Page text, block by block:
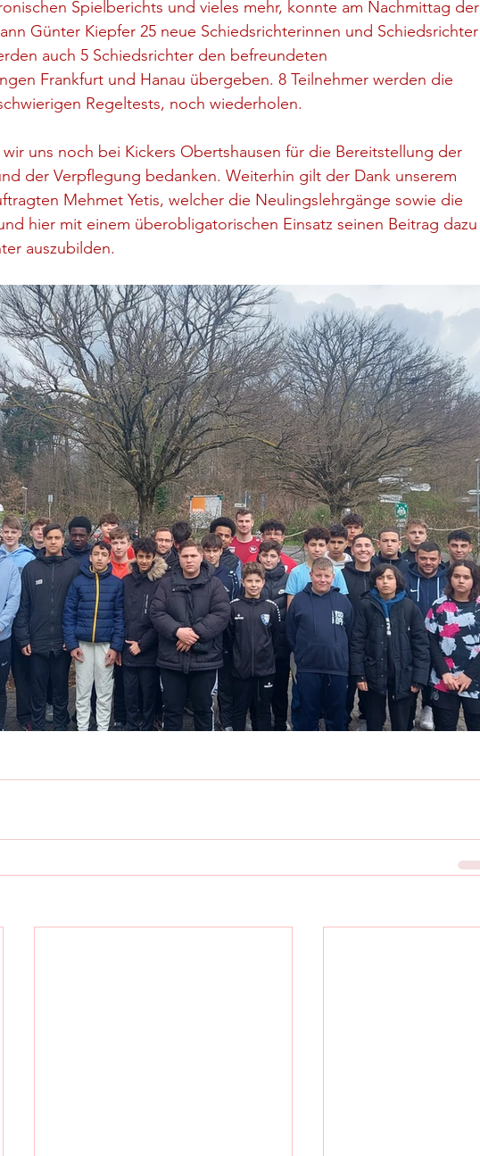
Spielberichts und vieles mehr, konnte am Nachmittag der
Günter Kiepfer 25 neue Schiedsrichterinnen und Schiedsrichter
auch 5 Schiedsrichter den befreundeten
Frankfurt und Hanau übergeben. 8 Teilnehmer werden die
Regeltests, noch wiederholen.
uns noch bei Kickers Obertshausen für die Bereitstellung der
der Verpflegung bedanken. Weiterhin gilt der Dank unserem
Mehmet Yetis, welcher die Neulingslehrgänge sowie die
hier mit einem überobligatorischen Einsatz seinen Beitrag dazu
auszubilden.